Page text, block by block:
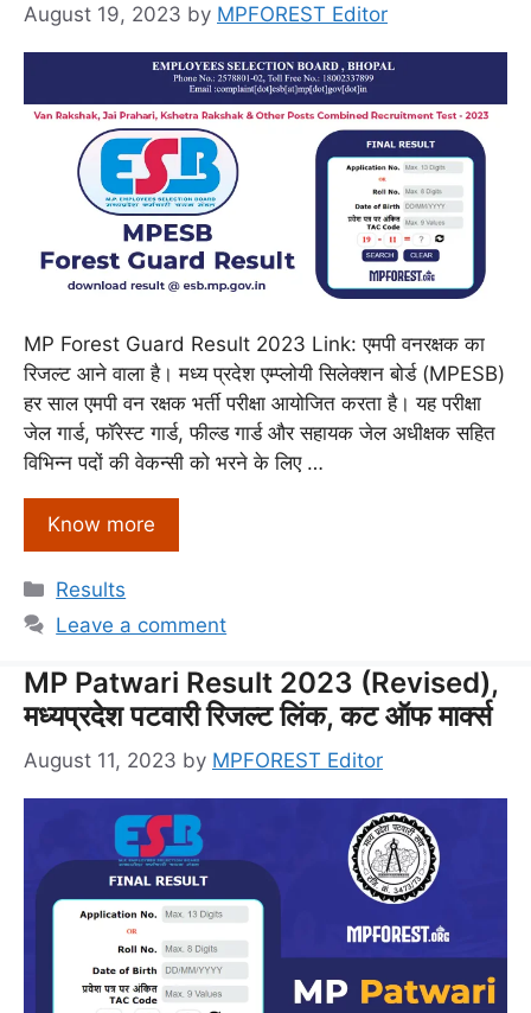
August 19, 2023 by MPFOREST Editor
MP Forest Guard Result 2023 Link: एमपी वनरक्षक का
रिजल्ट आने वाला है। मध्य प्रदेश एम्प्लोयी सिलेक्शन बोर्ड (MPESB)
हर साल एमपी वन रक्षक भर्ती परीक्षा आयोजित करता है। यह परीक्षा
जेल गार्ड, फॉरेस्ट गार्ड, फील्ड गार्ड और सहायक जेल अधीक्षक सहित
विभिन्न पदों की वेकन्सी को भरने के लिए …
Know more
Categories
Results
Leave a comment
MP Patwari Result 2023 (Revised),
मध्यप्रदेश पटवारी रिजल्ट लिंक, कट ऑफ मार्क्स
August 11, 2023 by MPFOREST Editor